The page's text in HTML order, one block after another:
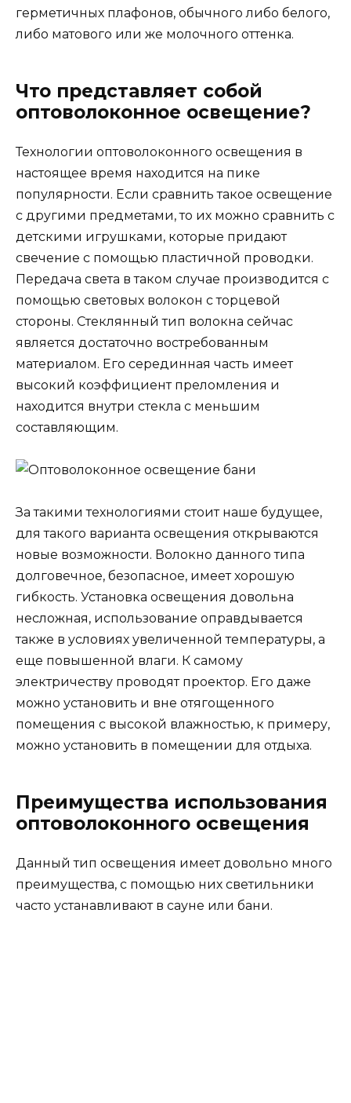
герметичных плафонов, обычного либо белого,
либо матового или же молочного оттенка.
Что представляет собой
оптоволоконное освещение?
Технологии оптоволоконного освещения в
настоящее время находится на пике
популярности. Если сравнить такое освещение
с другими предметами, то их можно сравнить с
детскими игрушками, которые придают
свечение с помощью пластичной проводки.
Передача света в таком случае производится с
помощью световых волокон с торцевой
стороны. Стеклянный тип волокна сейчас
является достаточно востребованным
материалом. Его серединная часть имеет
высокий коэффициент преломления и
находится внутри стекла с меньшим
составляющим.
За такими технологиями стоит наше будущее,
для такого варианта освещения открываются
новые возможности. Волокно данного типа
долговечное, безопасное, имеет хорошую
гибкость. Установка освещения довольна
несложная, использование оправдывается
также в условиях увеличенной температуры, а
еще повышенной влаги. К самому
электричеству проводят проектор. Его даже
можно установить и вне отягощенного
помещения с высокой влажностью, к примеру,
можно установить в помещении для отдыха.
Преимущества использования
оптоволоконного освещения
Данный тип освещения имеет довольно много
преимущества, с помощью них светильники
часто устанавливают в сауне или бани.